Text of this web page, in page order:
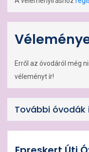
Erről az óvodáról még
véleményt ír!
További óvodák